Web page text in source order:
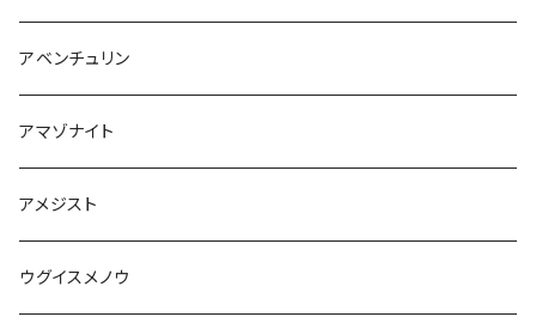
アベンチュリン
アマゾナイト
アメジスト
ウグイスメノウ